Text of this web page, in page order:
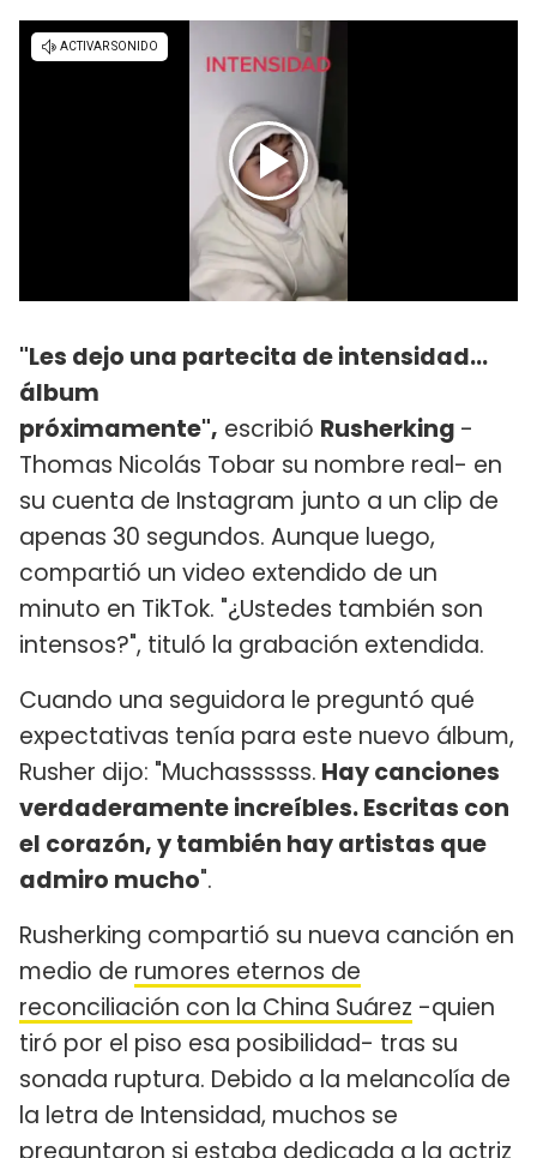
"Les dejo una partecita de intensidad…
álbum
próximamente", escribió Rusherking -
Thomas Nicolás Tobar su nombre real- en
su cuenta de Instagram junto a un clip de
apenas 30 segundos. Aunque luego,
compartió un video extendido de un
minuto en TikTok. "¿Ustedes también son
intensos?", tituló la grabación extendida.
Cuando una seguidora le preguntó qué
expectativas tenía para este nuevo álbum,
Rusher dijo: "Muchassssss. Hay canciones
verdaderamente increíbles. Escritas con
el corazón, y también hay artistas que
admiro mucho".
Rusherking compartió su nueva canción en
medio de rumores eternos de
reconciliación con la China Suárez -quien
tiró por el piso esa posibilidad- tras su
sonada ruptura. Debido a la melancolía de
la letra de Intensidad, muchos se
preguntaron si estaba dedicada a la actriz